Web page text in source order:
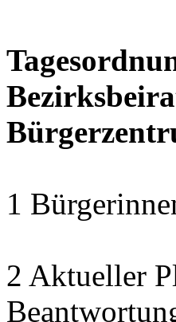
1
2 Aktueller